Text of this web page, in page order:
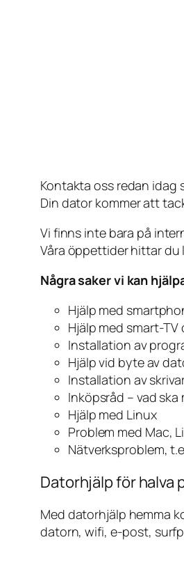
Kontakta oss redan idag
Din dator kommer att
Vi finns inte bara på
Våra öppettider hittar du
Några saker vi kan
Hjälp med
Hjälp med smart-
Installation av
Hjälp vid byte av
Installation av
Inköpsråd – vad ska
Hjälp med Linux
Problem med Mac,
Nätverksproblem,
Datorhjälp för halva
Med datorhjälp hemma
datorn, wifi, e-post,